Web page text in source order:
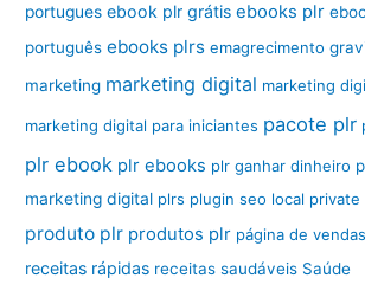
portugues ebook plr grátis ebooks plr
português ebooks plrs emagrecimento
marketing marketing digital marketing
marketing digital para iniciantes pacote plr
plr ebook plr ebooks plr ganhar dinheiro
marketing digital plrs plugin seo local private
produto plr produtos plr página de vendas
receitas rápidas receitas saudáveis Saúde